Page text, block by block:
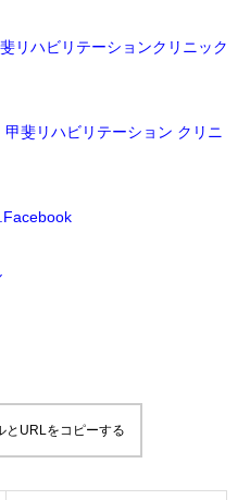
リハビリテーションクリニック
斐リハビリテーション クリニ
とURLをコピーする